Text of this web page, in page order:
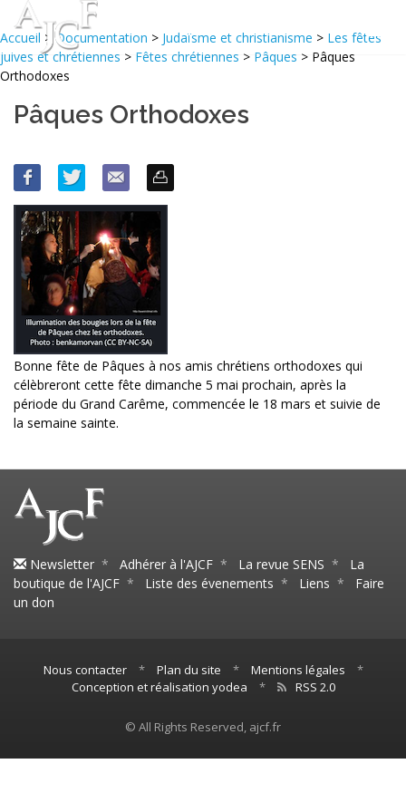
Accueil >Documentation > Judaïsme et christianisme > Les fêtes
juives et chrétiennes > Fêtes chrétiennes > Pâques > Pâques
Orthodoxes
Pâques Orthodoxes
Bonne fête de Pâques à nos amis chrétiens orthodoxes qui
célèbreront cette fête dimanche 5 mai prochain, après la
période du Grand Carême, commencée le 18 mars et suivie de
la semaine sainte.
Newsletter * Adhérer à l'AJCF * La revue SENS * La
boutique de l'AJCF * Liste des évenements * Liens * Faire
un don
Nous contacter * Plan du site * Mentions légales
*
Conception et réalisation yodea
* RSS 2.0
© All Rights Reserved, ajcf.fr